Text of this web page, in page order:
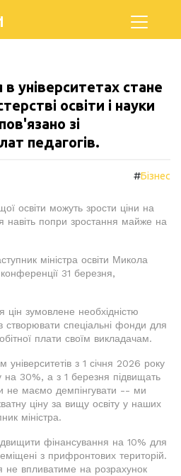
в університетах стане
освіти і науки
зі
педагогів.
#Бізнес
освіти можуть зрости ціни на
навіть попри зростання майже на
міністра освіти Микола
31 березня,
цін зумовлене необхідністю
створювати спеціальні фонди для
плати своїм викладачам.
з 1 січня 2026 року
на 30%, а з 1 березня підвищать
не маємо демпінгувати -- ми
ціну за вищу освіту у наших
міністра.
фінансування на 10% для
з прифронтових територій.
не впливатиме на розрахунок